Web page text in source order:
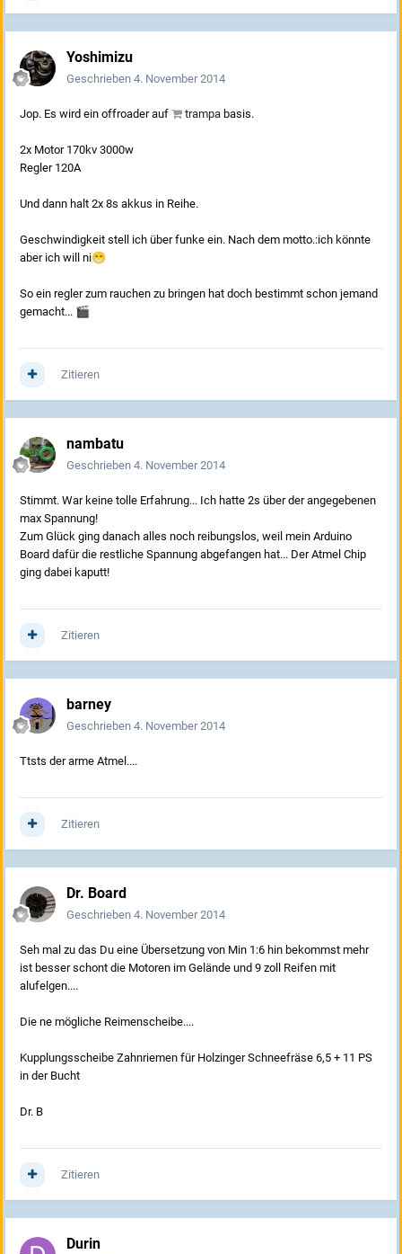
Yoshimizu
Geschrieben 4. November 2014
Jop. Es wird ein offroader auf trampa basis.
2x Motor 170kv 3000w
Regler 120A
Und dann halt 2x 8s akkus in Reihe.
Geschwindigkeit stell ich über funke ein. Nach dem motto.:ich könnte
aber ich will ni😁
So ein regler zum rauchen zu bringen hat doch bestimmt schon jemand
gemacht... 🎬
Zitieren
nambatu
Geschrieben 4. November 2014
Stimmt. War keine tolle Erfahrung... Ich hatte 2s über der angegebenen
max Spannung!
Zum Glück ging danach alles noch reibungslos, weil mein Arduino
Board dafür die restliche Spannung abgefangen hat... Der Atmel Chip
ging dabei kaputt!
Zitieren
barney
Geschrieben 4. November 2014
Ttsts der arme Atmel....
Zitieren
Dr. Board
Geschrieben 4. November 2014
Seh mal zu das Du eine Übersetzung von Min 1:6 hin bekommst mehr
ist besser schont die Motoren im Gelände und 9 zoll Reifen mit
alufelgen....
Die ne mögliche Reimenscheibe....
Kupplungsscheibe Zahnriemen für Holzinger Schneefräse 6,5 + 11 PS
in der Bucht
Dr. B
Zitieren
Durin